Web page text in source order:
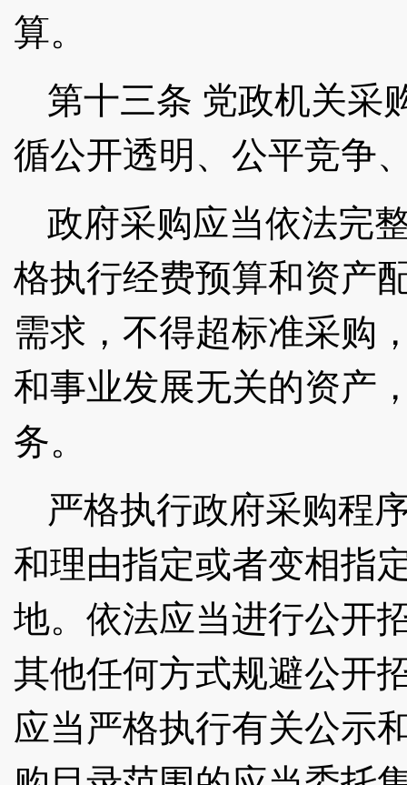
算。
第十三条 党政机关采
循公开透明、公平竞争
政府采购应当依法完
格执行经费预算和资产
需求，不得超标准采购
和事业发展无关的资产
务。
严格执行政府采购程
和理由指定或者变相指
地。依法应当进行公开
其他任何方式规避公开
应当严格执行有关公示